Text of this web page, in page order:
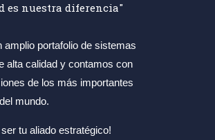
es nuestra diferencia"
amplio portafolio de sistemas
alta calidad y contamos con
de los más importantes
mundo.
tu aliado estratégico!